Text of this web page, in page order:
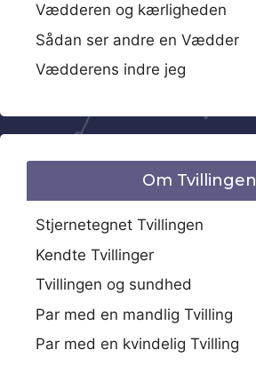
Vædderen og kærligheden
Sådan ser andre en Vædder
Vædderens indre jeg
Om Tvillingen
Stjernetegnet Tvillingen
Kendte Tvillinger
Tvillingen og sundhed
Par med en mandlig Tvilling
Par med en kvindelig Tvilling